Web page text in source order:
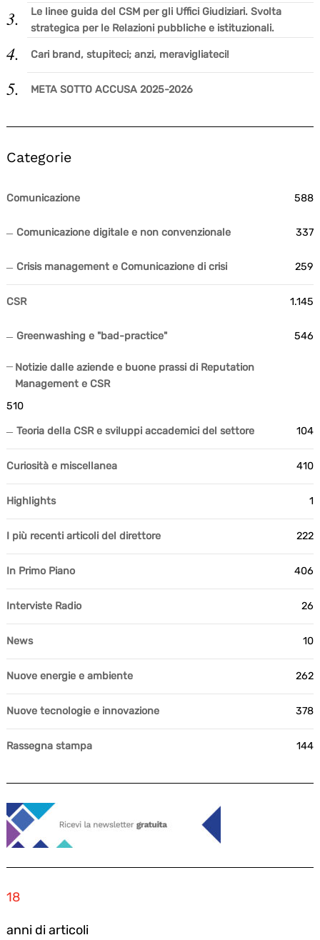
Le linee guida del CSM per gli Uffici Giudiziari. Svolta
strategica per le Relazioni pubbliche e istituzionali.
Cari brand, stupiteci; anzi, meravigliateci!
META SOTTO ACCUSA 2025-2026
Categorie
Comunicazione 588
Comunicazione digitale e non convenzionale 337
Crisis management e Comunicazione di crisi 259
CSR 1.145
Greenwashing e "bad-practice" 546
Notizie dalle aziende e buone prassi di Reputation
Management e CSR
510
Teoria della CSR e sviluppi accademici del settore 104
Curiosità e miscellanea 410
Highlights 1
I più recenti articoli del direttore 222
In Primo Piano 406
Interviste Radio 26
News 10
Nuove energie e ambiente 262
Nuove tecnologie e innovazione 378
Rassegna stampa 144
18
anni di articoli
Search
for: